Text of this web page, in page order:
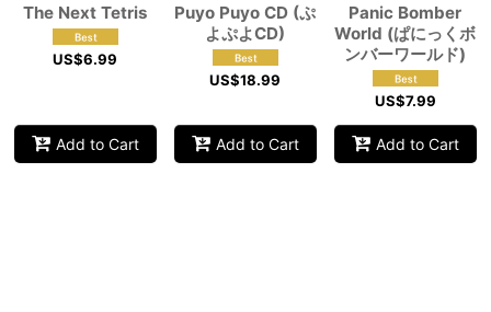
The Next Tetris
US$6.99
Add to Cart
Puyo Puyo CD (ぷ
よぷよCD)
US$18.99
Add to Cart
Panic Bomber
World (ぱにっくボ
ンバーワールド)
US$7.99
Add to Cart